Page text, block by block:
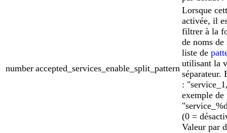
number accepted_services_enable_split_pattern
Lorsque
activée, il
filtrer à la
de noms de
liste de
utilisant la
séparateur.
:
exemple
(0 =
Valeur par